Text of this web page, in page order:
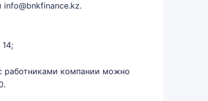
работниками компании можно